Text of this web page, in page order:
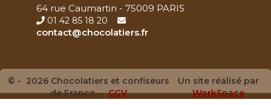
64 rue Caumartin - 75009 PARIS
01 42 85 18 20
contact@chocolatiers.fr
© - 2026 Chocolatiers et confiseurs
de France -CGV
Un site réalisé par
WorkSpace